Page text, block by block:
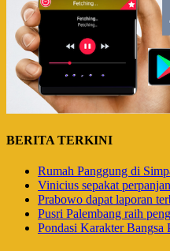
BERITA TERKINI
Rumah Panggung di
Vinicius sepakat
Prabowo dapat laporan
Pusri Palembang raih
Pondasi Karakter